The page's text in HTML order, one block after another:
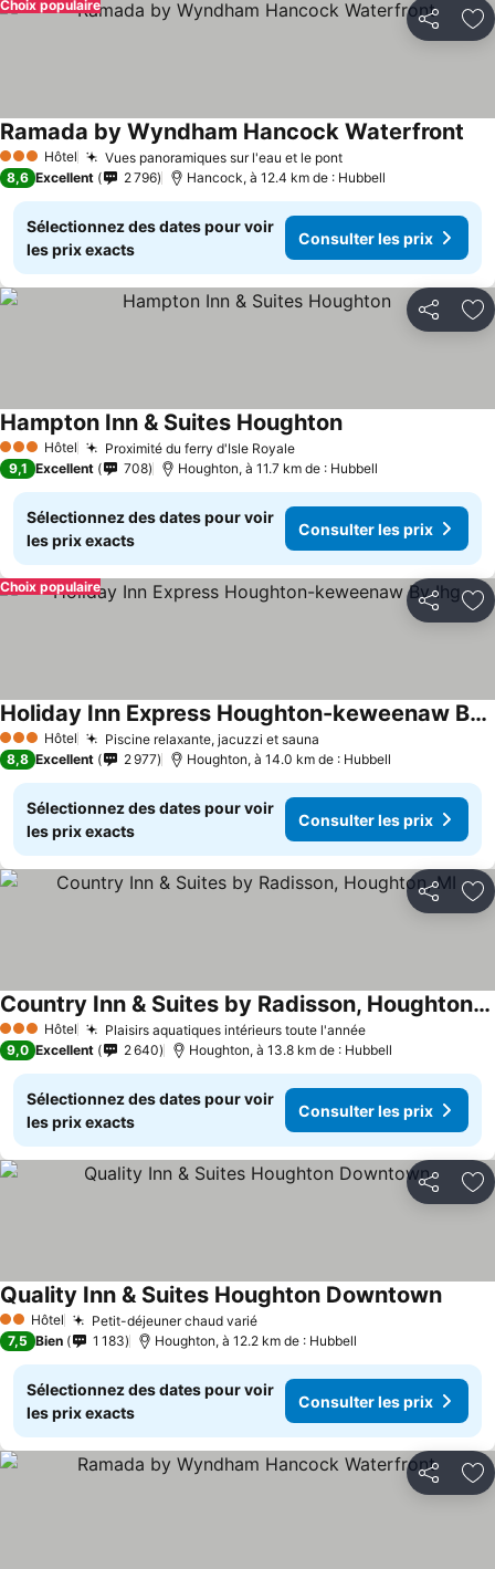
Partager
Choix populaire
3 ÉtoilesHôtel Vues panoramiques sur l'eau et le pont
Ramada by Wyndham Hancock Waterfront
8,6 Excellent 2 796 Hancock, à 12.4 km de : Hubbell
Sélectionnez des dates pour voir
les prix exacts
Consulter les prix
Partager
3 ÉtoilesHôtel Proximité du ferry d'Isle Royale
Hampton Inn & Suites Houghton
9,1 Excellent 708 Houghton, à 11.7 km de : Hubbell
Sélectionnez des dates pour voir
les prix exacts
Consulter les prix
Partager
Choix populaire
3 ÉtoilesHôtel Piscine relaxante, jacuzzi et sauna
Holiday Inn Express Houghton-keweenaw By Ihg
8,8 Excellent 2 977 Houghton, à 14.0 km de : Hubbell
Sélectionnez des dates pour voir
les prix exacts
Consulter les prix
Partager
3 ÉtoilesHôtel Plaisirs aquatiques intérieurs toute l'année
Country Inn & Suites by Radisson, Houghton, MI
9,0 Excellent 2 640 Houghton, à 13.8 km de : Hubbell
Sélectionnez des dates pour voir
les prix exacts
Consulter les prix
Partager
2 Étoiles
Hôtel Petit-déjeuner chaud varié
Quality Inn & Suites Houghton Downtown
7,5 Bien 1 183 Houghton, à 12.2 km de : Hubbell
Sélectionnez des dates pour voir
les prix exacts
Consulter les prix
Partager